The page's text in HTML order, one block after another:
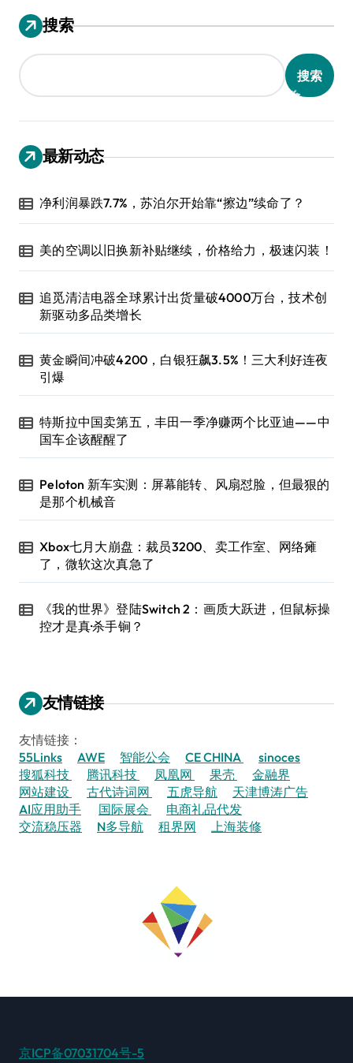
搜索
搜索
最新动态
净利润暴跌7.7%，苏泊尔开始靠“擦边”续命了？
美的空调以旧换新补贴继续，价格给力，极速闪装！
追觅清洁电器全球累计出货量破4000万台，技术创
新驱动多品类增长
黄金瞬间冲破4200，白银狂飙3.5%！三大利好连夜
引爆
特斯拉中国卖第五，丰田一季净赚两个比亚迪——中
国车企该醒醒了
Peloton 新车实测：屏幕能转、风扇怼脸，但最狠的
是那个机械音
Xbox七月大崩盘：裁员3200、卖工作室、网络瘫
了，微软这次真急了
《我的世界》登陆Switch 2：画质大跃进，但鼠标操
控才是真·杀手锏？
友情链接
友情链接：
55Links
AWE 智能公会 CE CHINA
sinoces
搜狐科技
腾讯科技 凤凰网 果壳
金融界
网站建设
古代诗词网 五虎导航
天津博涛广告
AI应用助手
国际展会
电商礼品代发
交流稳压器
N多导航 租界网 上海装修
京ICP备07031704号-5